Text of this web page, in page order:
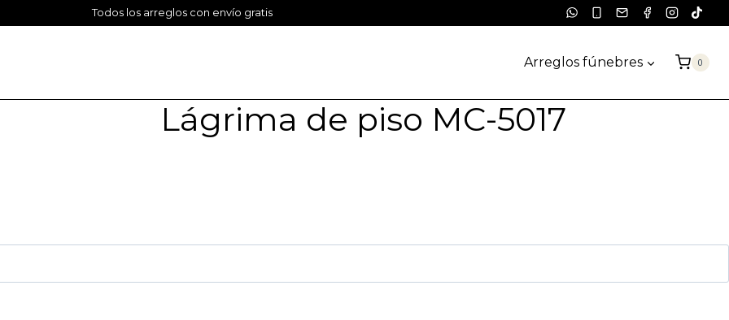
Todos los arreglos con envío gratis
Arreglos fúnebres 0
Lágrima de piso MC-5017